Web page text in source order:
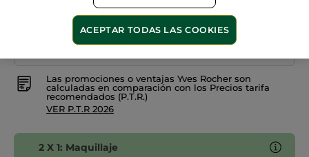
Entrega entre 5 a 8 días hábiles
Pago Seguro
Las promociones o ventajas Yves Rocher son
calculadas en comparación con los Precios tarifa
recomendados (P.T.R.)
VER P.T.R 2026
2 X 1: Maquillaje
ACEPTAR TODAS LAS COOKIES